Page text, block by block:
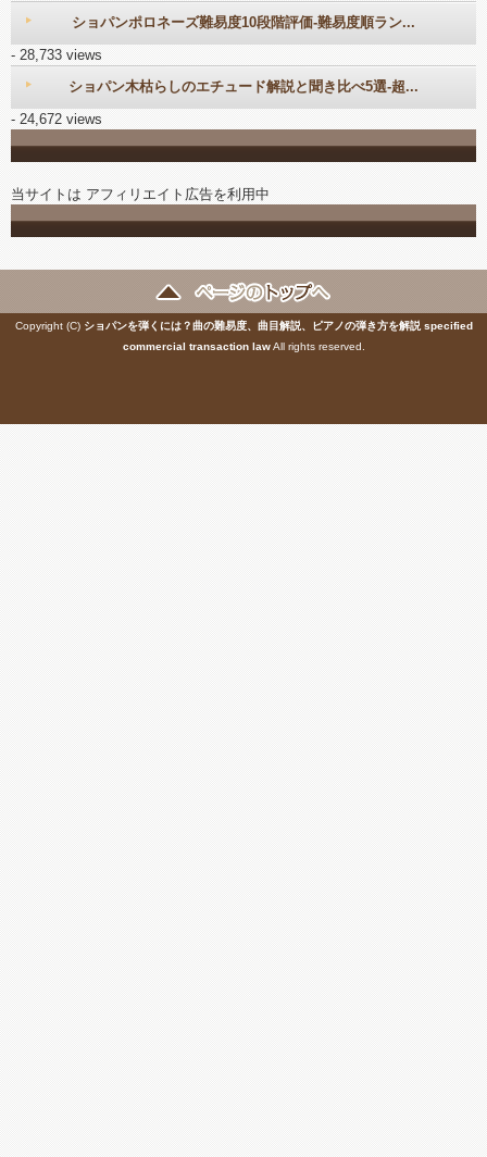
ショパンポロネーズ難易度10段階評価-難易度順ラン...
- 28,733 views
ショパン木枯らしのエチュード解説と聞き比べ5選-超...
- 24,672 views
当サイトは アフィリエイト広告を利用中
Copyright (C) ショパンを弾くには？曲の難易度、曲目解説、ピアノの弾き方を解説 specified
commercial transaction lawAll rights reserved.